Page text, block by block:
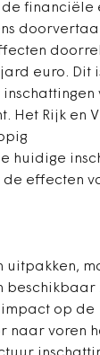
de financiële
euro. Dit
Het Rijk en
huidige
de effecten
uitpakken,
beschikbaar
op de
naar voren